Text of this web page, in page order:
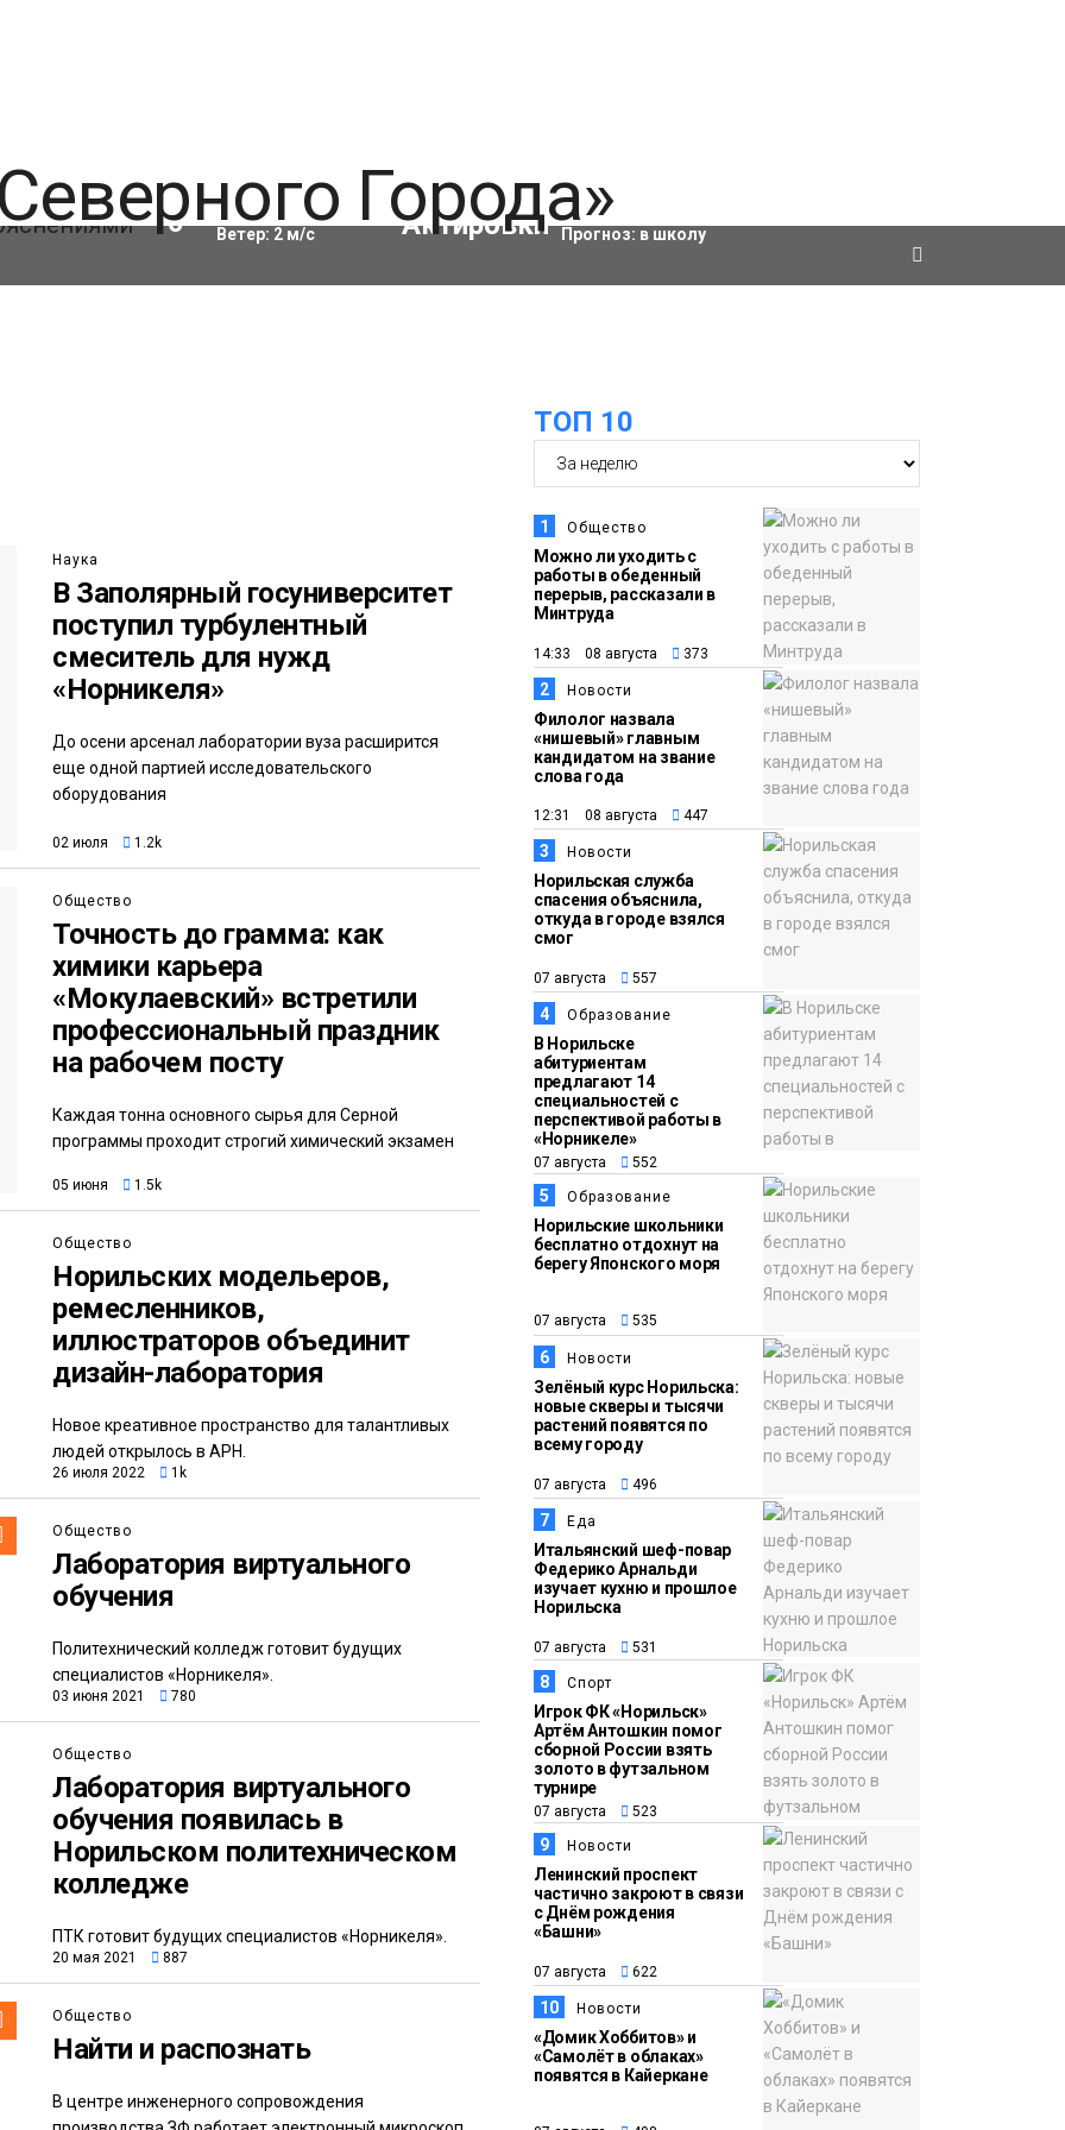
10°C Влажность:74%
Ветер: 2м/с
Актировки
Прогноз: в школу
Наука
В Заполярный госуниверситет
поступил турбулентный
смеситель для нужд
«Норникеля»
До осени арсенал лаборатории вуза расширится
еще одной партией исследовательского
оборудования
02 июля 1.2k
Общество
Точность до грамма: как
химики карьера
«Мокулаевский» встретили
профессиональный праздник
на рабочем посту
Каждая тонна основного сырья для Серной
программы проходит строгий химический экзамен
05 июня 1.5k
Общество
Норильских модельеров,
ремесленников,
иллюстраторов объединит
дизайн-лаборатория
Новое креативное пространство для талантливых
людей открылось в АРН.
26 июля 2022 1k
Общество
Лаборатория виртуального
обучения
Политехнический колледж готовит будущих
специалистов «Норникеля».
03 июня 2021 780
Общество
Лаборатория виртуального
обучения появилась в
Норильском политехническом
колледже
ПТК готовит будущих специалистов «Норникеля».
20 мая 2021 887
Общество
Найти и распознать
В центре инженерного сопровождения
ТОП 10
1 Общество
Можно ли уходить с
работы в обеденный
перерыв, рассказали в
Минтруда
14:33 08 августа 373
2 Новости
Филолог назвала
«нишевый» главным
кандидатом на звание
слова года
12:31 08 августа 447
3 Новости
Норильская служба
спасения объяснила,
откуда в городе взялся
смог
07 августа 557
4 Образование
В Норильске
абитуриентам
предлагают 14
специальностей с
перспективой работы в
«Норникеле»
07 августа 552
5 Образование
Норильские школьники
бесплатно отдохнут на
берегу Японского моря
07 августа 535
6 Новости
Зелёный курс Норильска:
новые скверы и тысячи
растений появятся по
всему городу
07 августа 496
7 Еда
Итальянский шеф-повар
Федерико Арнальди
изучает кухню и прошлое
Норильска
07 августа 531
8 Спорт
Игрок ФК «Норильск»
Артём Антошкин помог
сборной России взять
золото в футзальном
турнире
07 августа 523
9 Новости
Ленинский проспект
частично закроют в связи
с Днём рождения
«Башни»
07 августа 622
10 Новости
«Домик Хоббитов» и
«Самолёт в облаках»
появятся в Кайеркане